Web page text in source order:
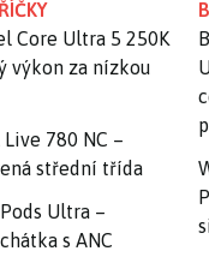
Core Ultra 5 250K
výkon za nízkou
Live 780 NC –
střední třída
Ultra –
s ANC